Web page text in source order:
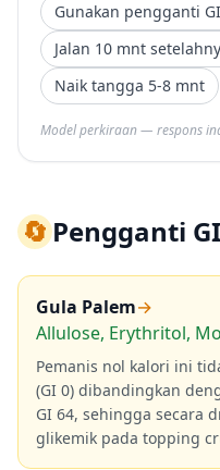
Gunakan pengganti
Jalan 10 mnt
Naik tangga 5-8 mnt
Model perkiraan — respons
🔄Pengganti
Gula Palem→
Allulose, Erythritol,
Pemanis nol kalori ini
(GI 0) dibandingkan
GI 64, sehingga secara
glikemik pada topping